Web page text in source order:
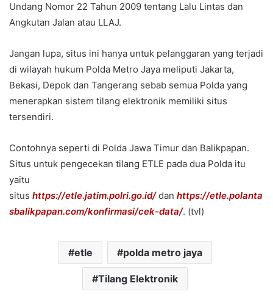
Undang Nomor 22 Tahun 2009 tentang Lalu Lintas dan
Angkutan Jalan atau LLAJ.
Jangan lupa, situs ini hanya untuk pelanggaran yang terjadi
di wilayah hukum Polda Metro Jaya meliputi Jakarta,
Bekasi, Depok dan Tangerang sebab semua Polda yang
menerapkan sistem tilang elektronik memiliki situs
tersendiri.
Contohnya seperti di Polda Jawa Timur dan Balikpapan.
Situs untuk pengecekan tilang ETLE pada dua Polda itu
yaitu
situs https://etle.jatim.polri.go.id/dan https://etle.polanta
sbalikpapan.com/konfirmasi/cek-data/. (tvl)
etle polda metro jaya
Tilang Elektronik